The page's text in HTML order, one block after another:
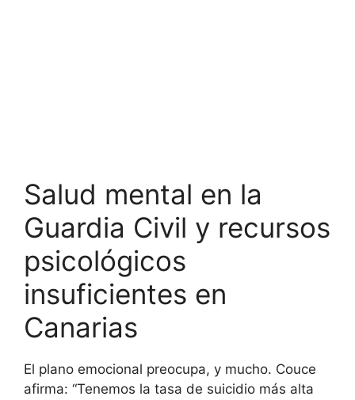
Salud mental en la
Guardia Civil y recursos
psicológicos
insuficientes en
Canarias
El plano emocional preocupa, y mucho. Couce
afirma: “Tenemos la tasa de suicidio más alta